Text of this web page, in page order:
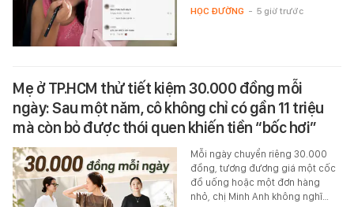
HỌC ĐƯỜNG - 5 giờ trước
Mẹ ở TP.HCM thử tiết kiệm 30.000 đồng mỗi
ngày: Sau một năm, cô không chỉ có gần 11 triệu
mà còn bỏ được thói quen khiến tiền “bốc hơi”
Mỗi ngày chuyển riêng 30.000
đồng, tương đương giá một cốc
đồ uống hoặc một đơn hàng
nhỏ, chị Minh Anh không nghĩ…